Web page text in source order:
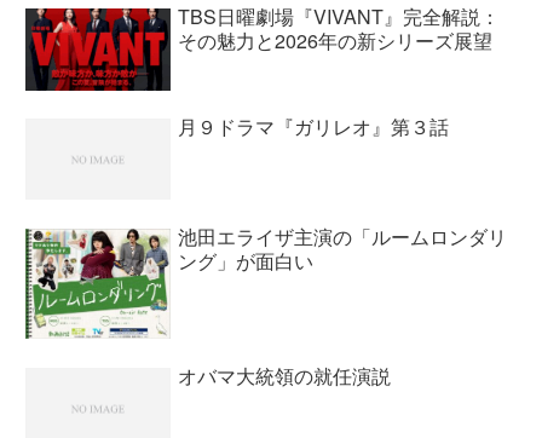
TBS日曜劇場『VIVANT』完全解説：
その魅力と2026年の新シリーズ展望
月９ドラマ『ガリレオ』第３話
池田エライザ主演の「ルームロンダリ
ング」が面白い
オバマ大統領の就任演説